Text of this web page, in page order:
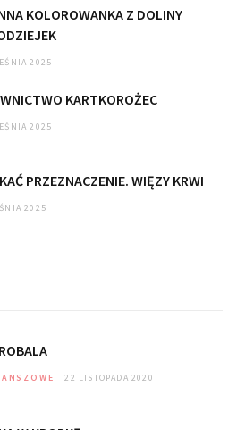
KOLOROWANKA Z DOLINY
2025
KARTKOROŻEC
2025
PRZEZNACZENIE. WIĘZY KRWI
2025
22 LISTOPADA 2020